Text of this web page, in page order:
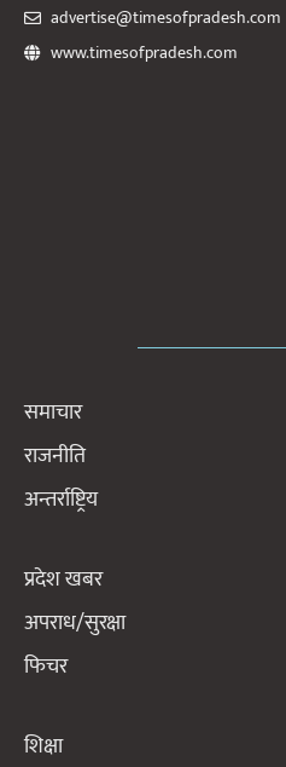
advertise@timesofpradesh.com
www.timesofpradesh.com
समाचार
राजनीति
अन्तर्राष्ट्रिय
प्रदेश खबर
अपराध/सुरक्षा
फिचर
शिक्षा